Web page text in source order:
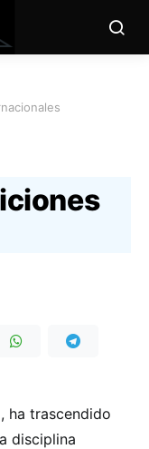
ha trascendido
disciplina